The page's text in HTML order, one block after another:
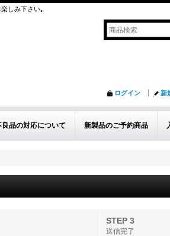
しみ下さい｡
ログイン 新
良品の対応について 新製品のご予約商品
STEP 3
送信完了